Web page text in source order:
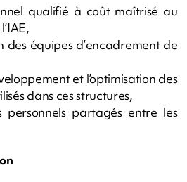
qualifié à coût maîtrisé au
des équipes d’encadrement de
et l’optimisation des
dans ces structures,
personnels partagés entre les